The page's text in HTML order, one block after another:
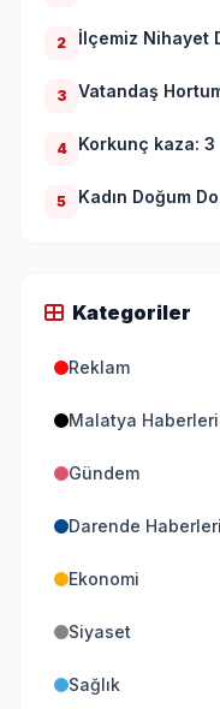
2 İlçemiz Nihayet
3 Vatandaş
4 Korkunç kaza: 3
5 Kadın Doğum
Kategoriler
Reklam
Malatya Haberleri
Gündem
Darende Haberleri
Ekonomi
Siyaset
Sağlık